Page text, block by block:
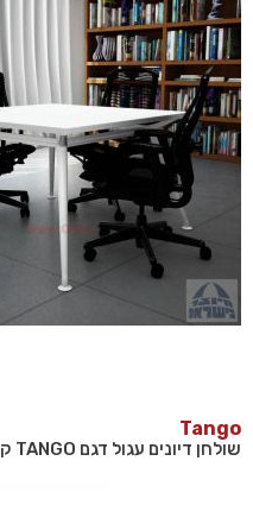
Tango
שולחן דיונים עגול דגם TANGO קוטר 80 עד 100 ס”מ